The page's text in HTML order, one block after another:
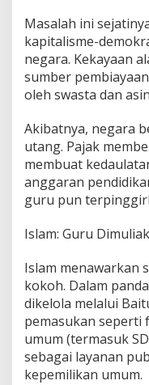
Masalah ini
kapitalisme-
negara. Kekayaan
sumber
oleh swasta dan
Akibatnya, negara
utang. Pajak
membuat
anggaran
guru pun
Islam: Guru
Islam menawarkan
kokoh. Dalam
dikelola melalui
pemasukan seperti
umum (termasuk
sebagai layanan
kepemilikan umum.